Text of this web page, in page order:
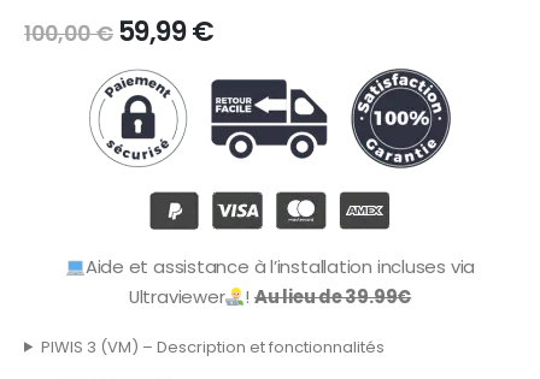
100,00€ 59,99€
Aide et assistance à l’installation incluses via
Ultraviewer
! Au lieu de 39.99€
PIWIS 3 (VM) – Description et fonctionnalités